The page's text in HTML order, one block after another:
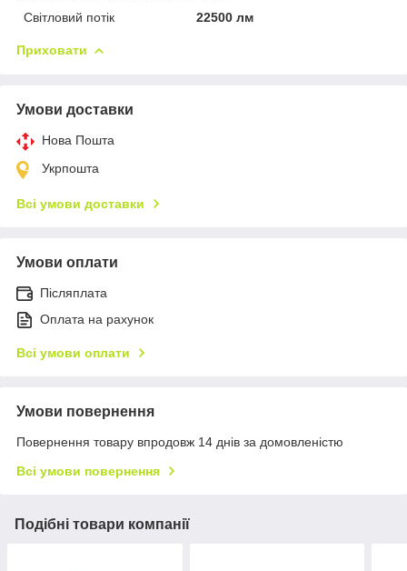
Світловий потік
22500 лм
Приховати
Умови доставки
Нова Пошта
Укрпошта
Всі умови доставки
Умови оплати
Післяплата
Оплата на рахунок
Всі умови оплати
Умови повернення
Повернення товару впродовж 14 днів за домовленістю
Всі умови повернення
Подібні товари компанії